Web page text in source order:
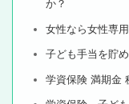
か？
女性なら女性専
子ども手当を貯
学資保険 満期金